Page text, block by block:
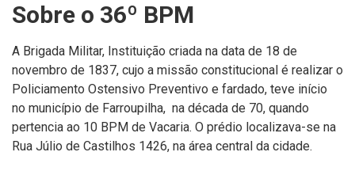
Sobre o 36º BPM
A Brigada Militar, Instituição criada na data de 18 de
novembro de 1837, cujo a missão constitucional é realizar o
Policiamento Ostensivo Preventivo e fardado, teve início
no município de Farroupilha, na década de 70, quando
pertencia ao 10 BPM de Vacaria. O prédio localizava-se na
Rua Júlio de Castilhos 1426, na área central da cidade.